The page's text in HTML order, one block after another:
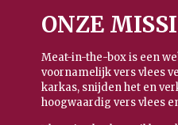
ONZE
Meat-in-the-box is een
voornamelijk vers vlees
karkas, snijden het en
hoogwaardig vers vlees